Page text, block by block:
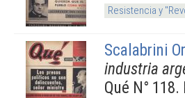
Resistencia y
Scalabrini
industria
Qué N° 118.